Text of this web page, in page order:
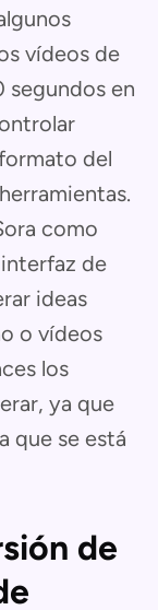
vídeos de
segundos en
del
como
de
ideas
o vídeos
los
ya que
que se está
de